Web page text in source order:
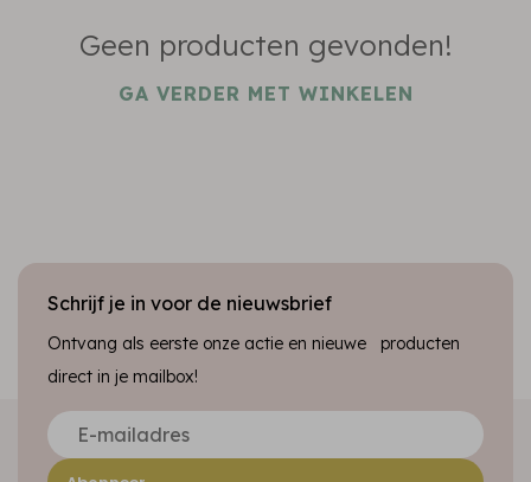
Geen producten gevonden!
GA VERDER MET WINKELEN
Schrijf je in voor de nieuwsbrief
Ontvang als eerste onze actie en nieuwe producten
direct in je mailbox!